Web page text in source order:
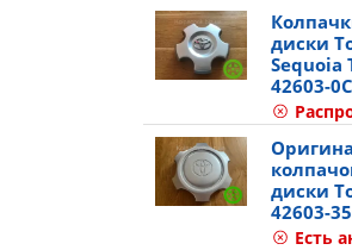
диски
Sequoia
42603-
диски
42603-
Есть